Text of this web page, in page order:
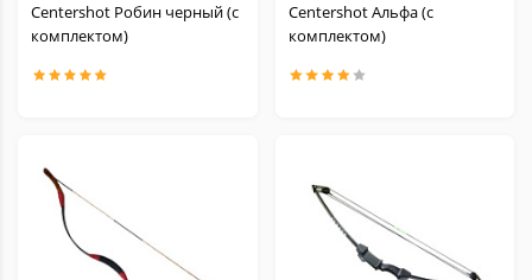
Centershot Робин черный (с
комплектом)
Centershot Альфа (с
комплектом)